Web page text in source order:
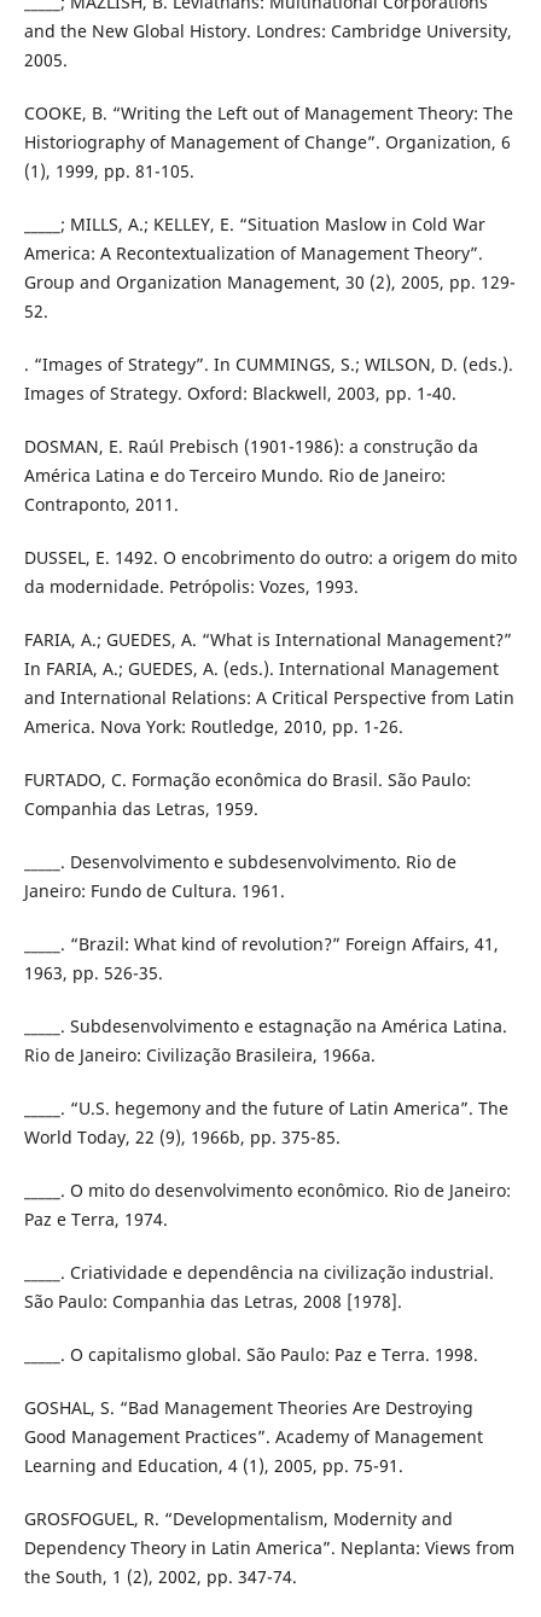
and the New Global History. Londres: Cambridge University,
2005.
COOKE, B. “Writing the Left out of Management Theory: The
Historiography of Management of Change”. Organization, 6
(1), 1999, pp. 81-105.
_____; MILLS, A.; KELLEY, E. “Situation Maslow in Cold War
America: A Recontextualization of Management Theory”.
Group and Organization Management, 30 (2), 2005, pp. 129-
52.
. “Images of Strategy”. In CUMMINGS, S.; WILSON, D. (eds.).
Images of Strategy. Oxford: Blackwell, 2003, pp. 1-40.
DOSMAN, E. Raúl Prebisch (1901-1986): a construção da
América Latina e do Terceiro Mundo. Rio de Janeiro:
Contraponto, 2011.
DUSSEL, E. 1492. O encobrimento do outro: a origem do mito
da modernidade. Petrópolis: Vozes, 1993.
FARIA, A.; GUEDES, A. “What is International Management?”
In FARIA, A.; GUEDES, A. (eds.). International Management
and International Relations: A Critical Perspective from Latin
America. Nova York: Routledge, 2010, pp. 1-26.
FURTADO, C. Formação econômica do Brasil. São Paulo:
Companhia das Letras, 1959.
_____. Desenvolvimento e subdesenvolvimento. Rio de
Janeiro: Fundo de Cultura. 1961.
_____. “Brazil: What kind of revolution?” Foreign Affairs, 41,
1963, pp. 526-35.
_____. Subdesenvolvimento e estagnação na América Latina.
Rio de Janeiro: Civilização Brasileira, 1966a.
_____. “U.S. hegemony and the future of Latin America”. The
World Today, 22 (9), 1966b, pp. 375-85.
_____. O mito do desenvolvimento econômico. Rio de Janeiro:
Paz e Terra, 1974.
_____. Criatividade e dependência na civilização industrial.
São Paulo: Companhia das Letras, 2008 [1978].
_____. O capitalismo global. São Paulo: Paz e Terra. 1998.
GOSHAL, S. “Bad Management Theories Are Destroying
Good Management Practices”. Academy of Management
Learning and Education, 4 (1), 2005, pp. 75-91.
GROSFOGUEL, R. “Developmentalism, Modernity and
Dependency Theory in Latin America”. Neplanta: Views from
the South, 1 (2), 2002, pp. 347-74.